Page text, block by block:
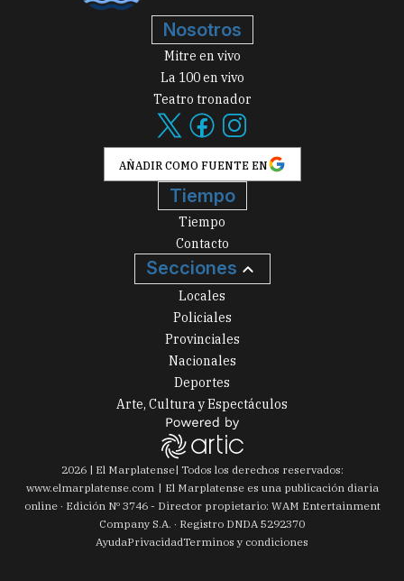
Nosotros
Mitre en vivo
La 100 en vivo
Teatro tronador
AÑADIR COMO FUENTE EN
Tiempo
Tiempo
Contacto
Secciones
Locales
Policiales
Provinciales
Nacionales
Deportes
Arte, Cultura y Espectáculos
2026| El Marplatense| Todos los derechos reservados:
www.elmarplatense.com
El Marplatense es una publicación diaria
online · Edición Nº 3746- Director propietario: WAM Entertainment
Company S.A. · Registro DNDA 5292370
AyudaPrivacidadTerminos y condiciones